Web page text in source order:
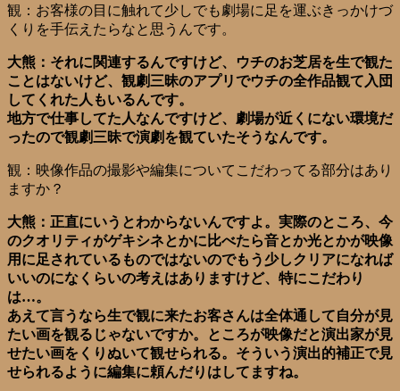
観：お客様の目に触れて少しでも劇場に足を運ぶきっかけづ
くりを手伝えたらなと思うんです。
大熊：それに関連するんですけど、ウチのお芝居を生で観た
ことはないけど、観劇三昧のアプリでウチの全作品観て入団
してくれた人もいるんです。
地方で仕事してた人なんですけど、劇場が近くにない環境だ
ったので観劇三昧で演劇を観ていたそうなんです。
観：映像作品の撮影や編集についてこだわってる部分はあり
ますか？
大熊：正直にいうとわからないんですよ。実際のところ、今
のクオリティがゲキシネとかに比べたら音とか光とかが映像
用に足されているものではないのでもう少しクリアになれば
いいのになくらいの考えはありますけど、特にこだわり
は…。
あえて言うなら生で観に来たお客さんは全体通して自分が見
たい画を観るじゃないですか。ところが映像だと演出家が見
せたい画をくりぬいて観せられる。そういう演出的補正で見
せられるように編集に頼んだりはしてますね。